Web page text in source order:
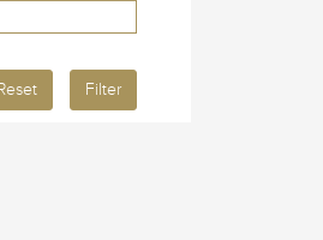
Filter